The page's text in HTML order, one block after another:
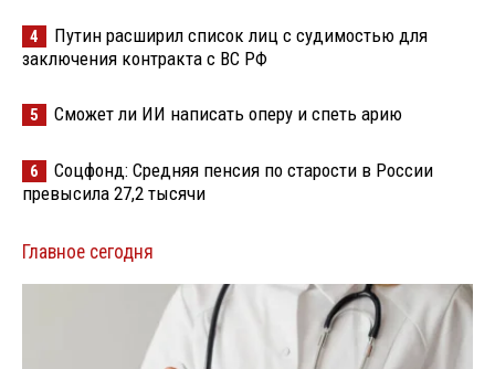
4
Путин расширил список лиц с судимостью для
заключения контракта с ВС РФ
5 Сможет ли ИИ написать оперу и спеть арию
6
Соцфонд: Средняя пенсия по старости в России
превысила 27,2 тысячи
Главное сегодня